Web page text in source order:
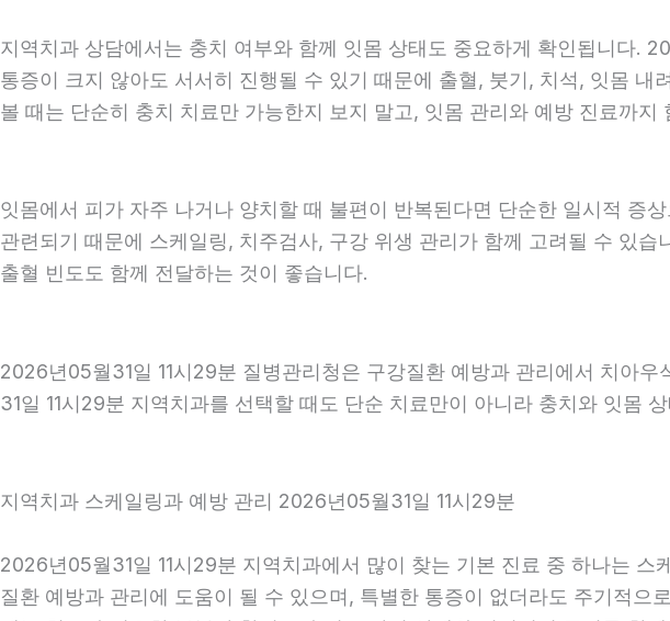
지역치과 상담에서는 충치 여부와 함께 잇몸 상태도 중요하게 확인됩니다.
통증이 크지 않아도 서서히 진행될 수 있기 때문에 출혈, 붓기, 치석, 잇몸
볼 때는 단순히 충치 치료만 가능한지 보지 말고, 잇몸 관리와 예방 진료까
잇몸에서 피가 자주 나거나 양치할 때 불편이 반복된다면 단순한 일시적 증
관련되기 때문에 스케일링, 치주검사, 구강 위생 관리가 함께 고려될 수 있
출혈 빈도도 함께 전달하는 것이 좋습니다.
2026년05월31일 11시29분 질병관리청은 구강질환 예방과 관리에서 치아
31일 11시29분 지역치과를 선택할 때도 단순 치료만이 아니라 충치와 잇몸
지역치과 스케일링과 예방 관리 2026년05월31일 11시29분
2026년05월31일 11시29분 지역치과에서 많이 찾는 기본 진료 중 하나는
질환 예방과 관리에 도움이 될 수 있으며, 특별한 통증이 없더라도 주기적